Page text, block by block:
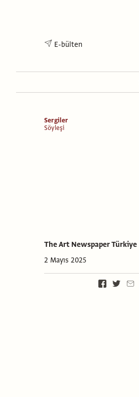
E-bülten
Sergiler
Söyleşi
The Art Newspaper Türkiye
2 Mayıs 2025